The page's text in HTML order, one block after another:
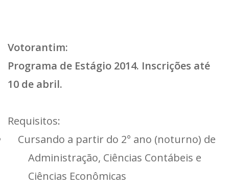
Votorantim:
Programa de Estágio 2014. Inscrições até
10 de abril.
Requisitos:
Cursando a partir do 2° ano (noturno) de
Administração, Ciências Contábeis e
Ciências Econômicas